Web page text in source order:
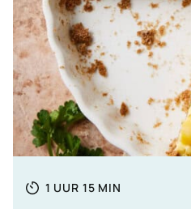
Totale
1 UUR
UUR 15MINUTEN
MIN